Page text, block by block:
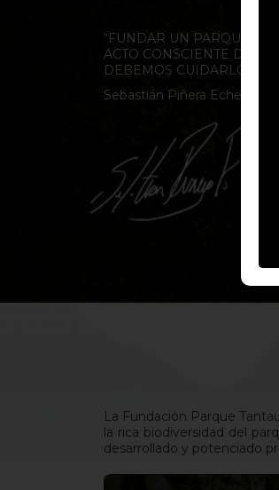
“FUNDAR UN PARQUE ES
ACTO CONSCIENTE DE
DEBEMOS CUIDARLO
Sebastián Piñera Echenique
La Fundación Parque
la rica biodiversidad del
desarrollado y potenciado